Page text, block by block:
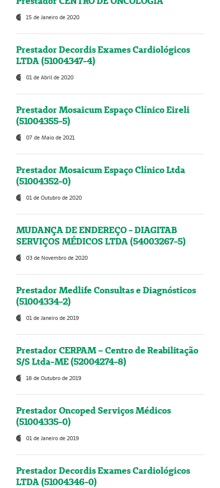
15 de Janeiro de 2020
Prestador Decordis Exames Cardiológicos
LTDA (51004347-4)
01 de Abril de 2020
Prestador Mosaicum Espaço Clínico Eireli
(51004355-5)
07 de Maio de 2021
Prestador Mosaicum Espaço Clínico Ltda
(51004352-0)
01 de Outubro de 2020
MUDANÇA DE ENDEREÇO - DIAGITAB
SERVIÇOS MÉDICOS LTDA (54003267-5)
03 de Novembro de 2020
Prestador Medlife Consultas e Diagnósticos
(51004334-2)
01 de Janeiro de 2019
Prestador CERPAM – Centro de Reabilitação
S/S Ltda-ME (52004274-8)
18 de Outubro de 2019
Prestador Oncoped Serviços Médicos
(51004335-0)
01 de Janeiro de 2019
Prestador Decordis Exames Cardiológicos
LTDA (51004346-0)